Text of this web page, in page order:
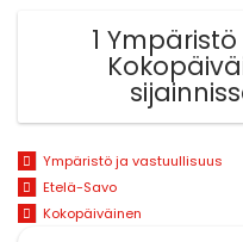
1
Ympäristö ja vastuullisuus
Etelä-Savo
Kokopäiväinen